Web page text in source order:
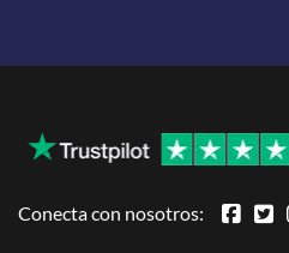
Conecta con nosotros: